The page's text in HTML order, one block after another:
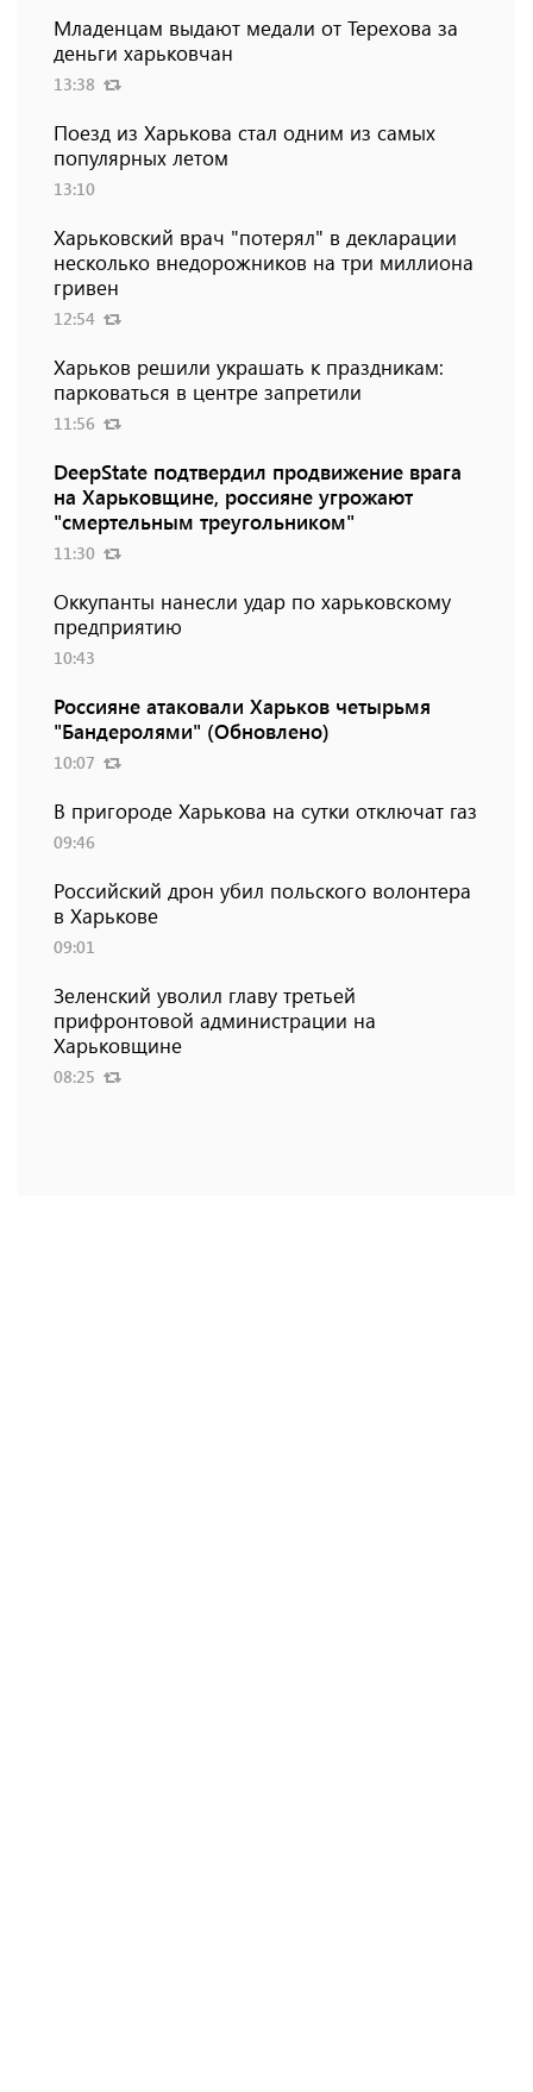
Младенцам выдают медали от Терехова за
деньги харьковчан
13:38
Поезд из Харькова стал одним из самых
популярных летом
13:10
Харьковский врач "потерял" в декларации
несколько внедорожников на три миллиона
гривен
12:54
Харьков решили украшать к праздникам:
парковаться в центре запретили
11:56
DeepState подтвердил продвижение врага
на Харьковщине, россияне угрожают
"смертельным треугольником"
11:30
Оккупанты нанесли удар по харьковскому
предприятию
10:43
Россияне атаковали Харьков четырьмя
"Бандеролями" (Обновлено)
10:07
В пригороде Харькова на сутки отключат газ
09:46
Российский дрон убил польского волонтера
в Харькове
09:01
Зеленский уволил главу третьей
прифронтовой администрации на
Харьковщине
08:25